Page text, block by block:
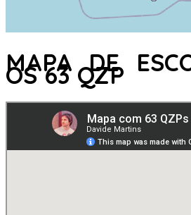
MAPA DE
OS 63 QZP